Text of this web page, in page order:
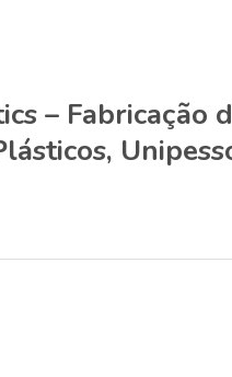
– Fabricação